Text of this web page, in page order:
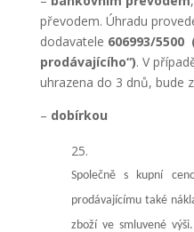
převodem. Úhradu
dodavatele 606993/5500
prodávajícího“). V
uhrazena do 3 dnů, bude
– dobírkou
Společně s kupní
prodávajícímu také
zboží ve smluvené